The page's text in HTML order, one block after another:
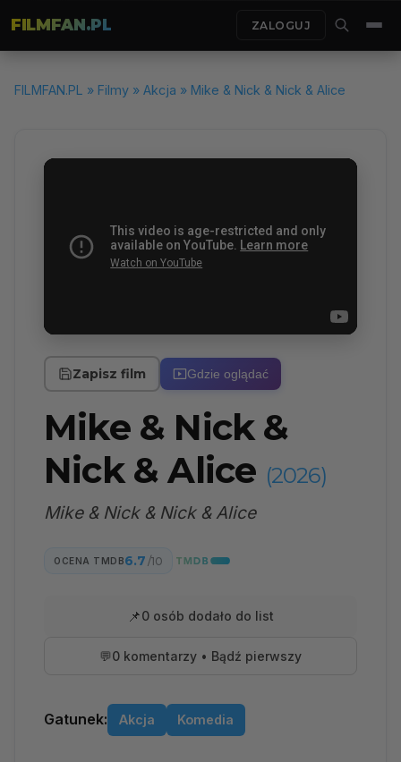
FILMFAN.PL ZALOGUJ
FILMFAN.PL » Filmy » Akcja » Mike & Nick & Nick & Alice
Zapisz film Gdzie oglądać
Mike & Nick &
Nick & Alice (2026)
Mike & Nick & Nick & Alice
OCENA TMDB6.7 /10
📌0 osób dodało do list
💬0 komentarzy • Bądź pierwszy
Gatunek: Akcja Komedia